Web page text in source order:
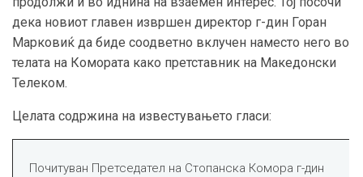
дека новиот главен извршен директор г-дин Горан
Марковиќ да биде соодветно вклучен наместо него во
телата на Комората како претставник на Македонски
Телеком.
Целата содржина на известувањето гласи:
Почитуван Претседател на Стопанска Комора г-дин